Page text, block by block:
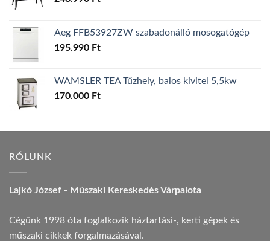
Aeg FFB53927ZW szabadonálló mosogatógép
195.990 Ft
WAMSLER TEA Tűzhely, balos kivitel 5,5kw
170.000 Ft
RÓLUNK
Lajkó József - Műszaki Kereskedés Várpalota
Cégünk 1998 óta foglalkozik háztartási-, kerti gépek és
műszaki cikkek forgalmazásával.